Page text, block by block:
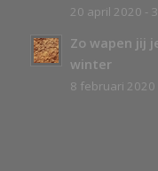
20 april 2020 -
Zo wapen jij
winter
8 februari 2020